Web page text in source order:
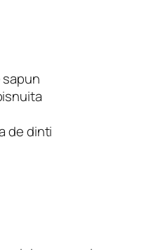
sapun
de dinti